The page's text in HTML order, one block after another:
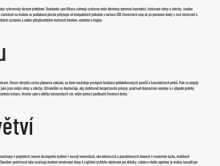
vyhovovaly různým potřebám. Standardní specifikace zahrnují ocelovou nebo dřevěnou rámovou konstrukci, izolované stěny a střechy, snadno
na modelu se podlahová plocha pohybuje od kompaktních jednotek o rozloze 200 čtverečních stop až po prostorné domy s více ložnicemi o
výstavbu a nabízí přizpůsobitelné možnosti interiéru, exteriéru a krajiny.
Proces obvykle začíná přípravou základu, po které následuje postupná instalace prefabrikovaných panelů a konstrukčních prvků. Poté se propojí
jsou vnější stěny a střechy. Uživatelům se doporučuje, aby dodržovali bezpečnostní pokyny, používali doporučené nástroje a v případě potřeby
izolace, těsnění spár a údržba inženýrských sítí, může pomoci prodloužit životnost domu.
v projektech cenově dostupného bydlení v rozvoji nemovitostí, eko-letoviscích a prázdninových domech v cestovním ruchu, mobilních
společnosti také využívají moderní montované domy k zajištění rychlého ubytování pro dělníky, zatímco vládní agentury je mohou nasadit pro